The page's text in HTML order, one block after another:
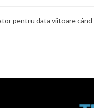
pentru data viitoare când